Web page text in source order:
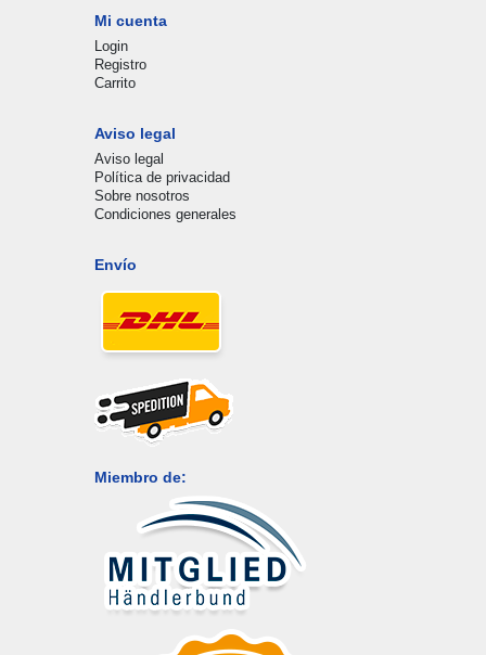
Mi cuenta
Login
Registro
Carrito
Aviso legal
Aviso legal
Política de privacidad
Sobre nosotros
Condiciones generales
Envío
Miembro de: